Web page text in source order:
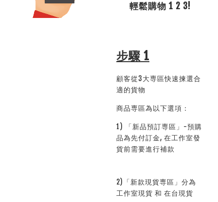
輕鬆購物 1 2 3!
步驟 1
顧客從3大専區快速揀選合
適的貨物
商品専區為以下選項：
1) 「新品預訂専區」-預購
品為先付訂金, 在工作室發
貨前需要進行補款
2)「新款現貨専區」分為
工作室現貨 和 在台現貨